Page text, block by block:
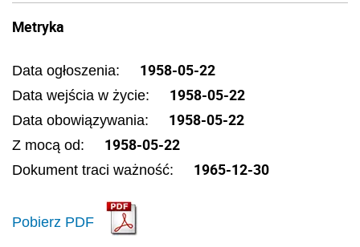
Metryka
Data ogłoszenia: 1958-05-22
Data wejścia w życie: 1958-05-22
Data obowiązywania: 1958-05-22
Z mocą od: 1958-05-22
Dokument traci ważność: 1965-12-30
Pobierz PDF